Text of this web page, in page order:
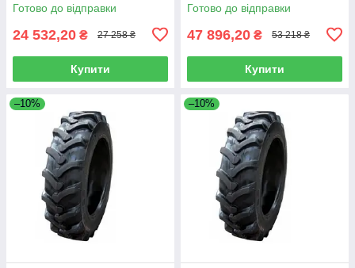
Готово до відправки
24 532,20 ₴ 27 258 ₴
Купити
Готово до відправки
47 896,20 ₴ 53 218 ₴
Купити
–10% –10%